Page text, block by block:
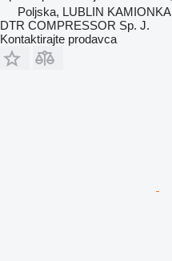
Poljska, LUBLIN KAMIONKA
DTR COMPRESSOR Sp. J.
Kontaktirajte prodavca